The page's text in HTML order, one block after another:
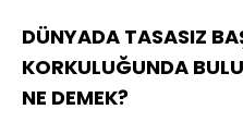
DÜNYADA TASASIZ
KORKULUĞUNDA
NE DEMEK?